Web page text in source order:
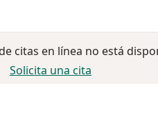
citas en línea no está
Solicita una cita